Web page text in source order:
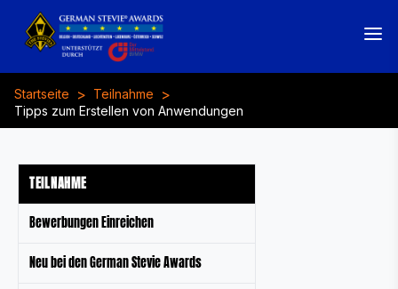
Startseite > Teilnahme >
Tipps zum Erstellen von Anwendungen
TEILNAHME
Bewerbungen Einreichen
Neu bei den German Stevie Awards